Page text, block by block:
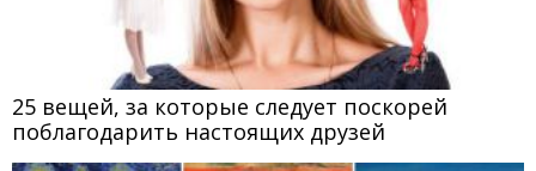
25 вещей, за которые следует поскорей
поблагодарить настоящих друзей